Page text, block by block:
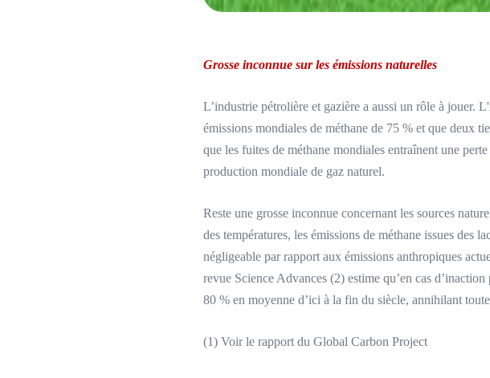
Grosse inconnue sur les émissions naturelles
L’industrie pétrolière et gazière a aussi un rôle à jouer.
émissions mondiales de méthane de 75 % et que deux
que les fuites de méthane mondiales entraînent une
production mondiale de gaz naturel.
Reste une grosse inconnue concernant les sources
des températures, les émissions de méthane issues des
négligeable par rapport aux émissions anthropiques
revue Science Advances (2) estime qu’en cas
80 % en moyenne d’ici à la fin du siècle, annihilant
(1) Voir le rapport du Global Carbon Project